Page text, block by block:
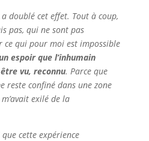
doublé cet effet. Tout à coup,
pas, qui ne sont pas
ce qui pour moi est impossible
espoir que l’inhumain
vu, reconnu. Parce que
reste confiné dans une zone
exilé de la
cette expérience